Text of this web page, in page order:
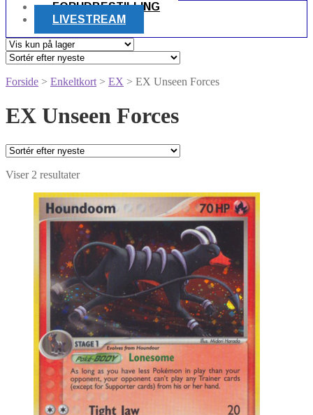
FORUDBESTILLING
LIVESTREAM
Forside > Enkeltkort > EX > EX Unseen Forces
EX Unseen Forces
Viser 2 resultaterSorteret
seneste